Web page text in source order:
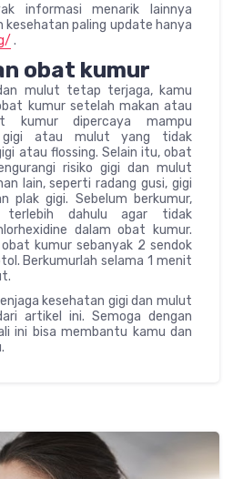
informasi menarik lainnya
kesehatan paling update hanya
.
obat kumur
mulut tetap terjaga, kamu
kumur setelah makan atau
kumur dipercaya mampu
gigi atau mulut yang tidak
atau flossing. Selain itu, obat
risiko gigi dan mulut
lain, seperti radang gusi, gigi
plak gigi. Sebelum berkumur,
dahulu agar tidak
dalam obat kumur.
kumur sebanyak 2 sendok
Berkumurlah selama 1 menit
kesehatan gigi dan mulut
artikel ini. Semoga dengan
ini bisa membantu kamu dan